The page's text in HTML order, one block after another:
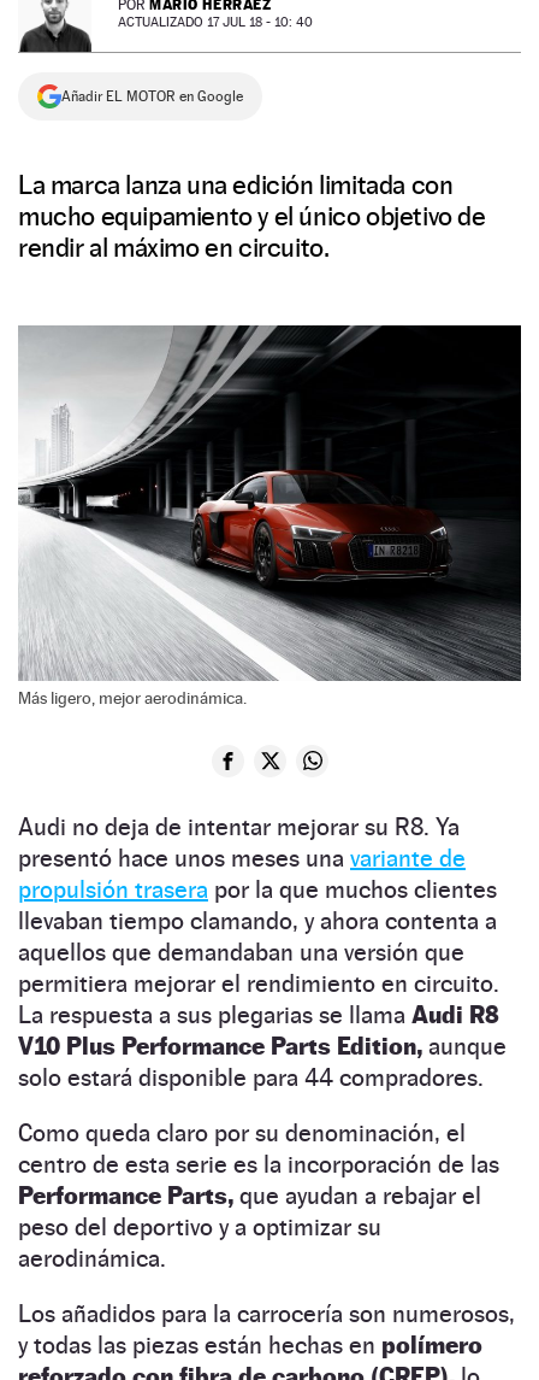
NEWSLETTER
SÍGUENOS
POR MARIO HERRÁEZ
ACTUALIZADO 17 JUL 18 - 10: 40
Añadir EL MOTOR en Google
La marca lanza una edición limitada con
mucho equipamiento y el único objetivo de
rendir al máximo en circuito.
Más ligero, mejor aerodinámica.
Audi no deja de intentar mejorar su R8. Ya
presentó hace unos meses una variante de
propulsión trasera por la que muchos clientes
llevaban tiempo clamando, y ahora contenta a
aquellos que demandaban una versión que
permitiera mejorar el rendimiento en circuito.
La respuesta a sus plegarias se llama Audi R8
V10 Plus Performance Parts Edition, aunque
solo estará disponible para 44 compradores.
Como queda claro por su denominación, el
centro de esta serie es la incorporación de las
Performance Parts, que ayudan a rebajar el
peso del deportivo y a optimizar su
aerodinámica.
Los añadidos para la carrocería son numerosos,
y todas las piezas están hechas en polímero